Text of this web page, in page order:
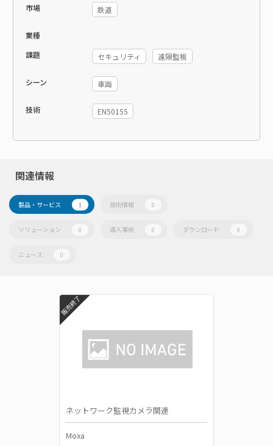
市場 鉄道
業種
課題
セキュリティ 遠隔監視
シーン 車両
技術 EN50155
関連情報
製品・サービス 1 技術情報 0
ソリューション 0 導入事例 0 ダウンロード 0
ニュース 0
販売終了
ネットワーク監視カメラ関連
Moxa